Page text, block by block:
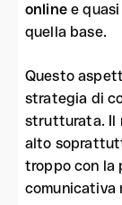
onlinee quasi
quella base.
Questo
strategia di
strutturata. Il
alto
troppo con la
comunicativa